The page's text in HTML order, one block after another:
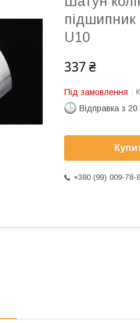
підшипник
U10
337 ₴
Під замовлення
Відправка з
+380 (99) 009-78-